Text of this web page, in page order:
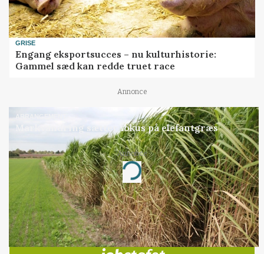
GRISE
Engang eksportsucces – nu kulturhistorie:
Gammel sæd kan redde truet race
Annonce
ARRANGEMENT
Markvandring sætter fokus på elefantgræs
Annonce
Loading...
Jobs
i samarbejde med